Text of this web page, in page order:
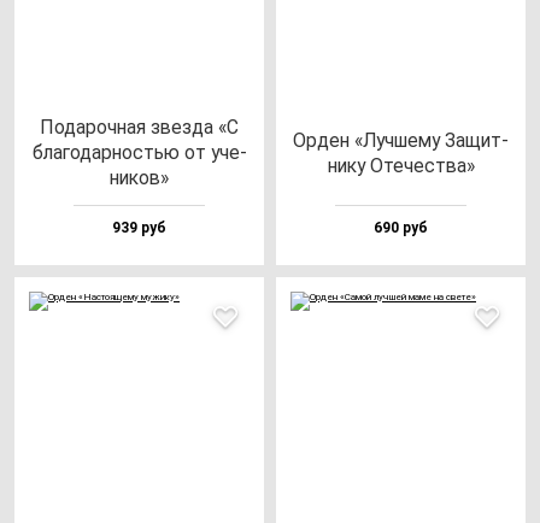
Пода­роч­ная звез­да «С
бла­го­дар­ностью от уче­
ни­ков»
939 руб
Орден «Луч­ше­му Защит­
ни­ку Оте­чес­тва»
690 руб